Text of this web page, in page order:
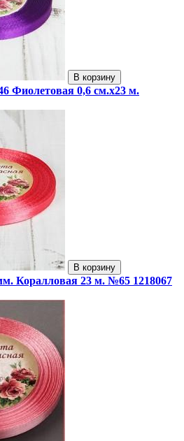
В корзину
Фиолетовая 0,6 см.х23 м.
В корзину
Коралловая 23 м. №65 1218067